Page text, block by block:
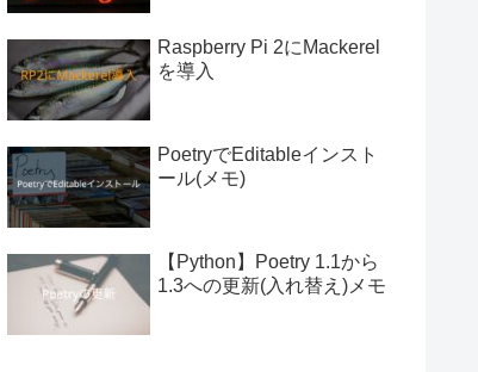
Raspberry Pi 2にMackerel
を導入
PoetryでEditableインスト
ール(メモ)
【Python】Poetry 1.1から
1.3への更新(入れ替え)メモ